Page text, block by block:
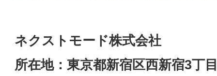
ネクストモード株式会社
所在地：東京都新宿区西新宿3丁